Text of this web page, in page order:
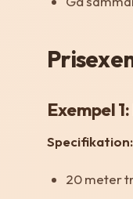
Exempel
Specifikation:
20 meter